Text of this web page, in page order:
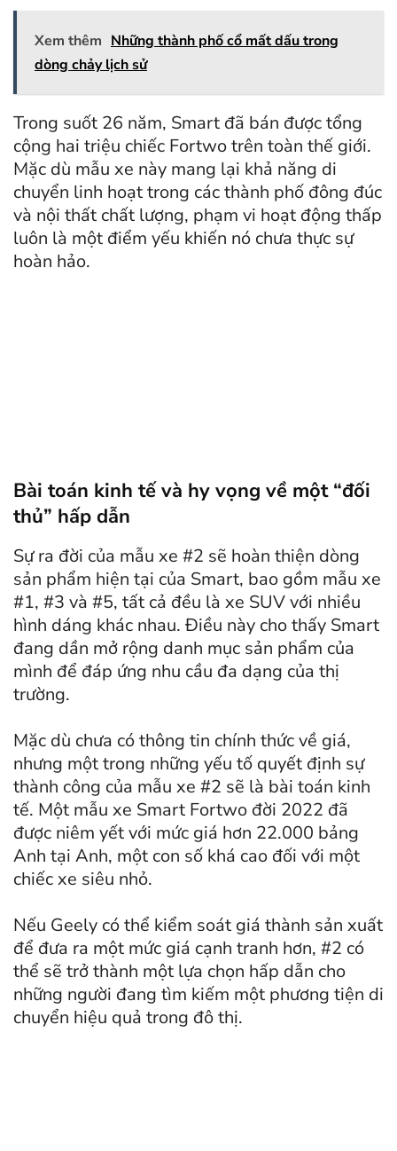
Xem thêm Những thành phố cổ mất dấu trong
dòng chảy lịch sử
Trong suốt 26 năm, Smart đã bán được tổng
cộng hai triệu chiếc Fortwo trên toàn thế giới.
Mặc dù mẫu xe này mang lại khả năng di
chuyển linh hoạt trong các thành phố đông đúc
và nội thất chất lượng, phạm vi hoạt động thấp
luôn là một điểm yếu khiến nó chưa thực sự
hoàn hảo.
Bài toán kinh tế và hy vọng về một “đối
thủ” hấp dẫn
Sự ra đời của mẫu xe #2 sẽ hoàn thiện dòng
sản phẩm hiện tại của Smart, bao gồm mẫu xe
#1, #3 và #5, tất cả đều là xe SUV với nhiều
hình dáng khác nhau. Điều này cho thấy Smart
đang dần mở rộng danh mục sản phẩm của
mình để đáp ứng nhu cầu đa dạng của thị
trường.
Mặc dù chưa có thông tin chính thức về giá,
nhưng một trong những yếu tố quyết định sự
thành công của mẫu xe #2 sẽ là bài toán kinh
tế. Một mẫu xe Smart Fortwo đời 2022 đã
được niêm yết với mức giá hơn 22.000 bảng
Anh tại Anh, một con số khá cao đối với một
chiếc xe siêu nhỏ.
Nếu Geely có thể kiểm soát giá thành sản xuất
để đưa ra một mức giá cạnh tranh hơn, #2 có
thể sẽ trở thành một lựa chọn hấp dẫn cho
những người đang tìm kiếm một phương tiện di
chuyển hiệu quả trong đô thị.